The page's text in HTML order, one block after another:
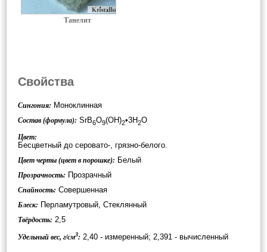
Танелит
Свойства
Сингония: Моноклинная
Состав (формула): SrB6O9(OH)2•3H2O
Цвет:
Бесцветный до серовато-, грязно-белого.
Цвет черты (цвет в порошке): Белый
Прозрачность: Прозрачный
Спайность: Совершенная
Блеск: Перламутровый, Стеклянный
Твёрдость: 2,5
Удельный вес, г/см3: 2,40 - измеренный; 2,391 - вычисленный